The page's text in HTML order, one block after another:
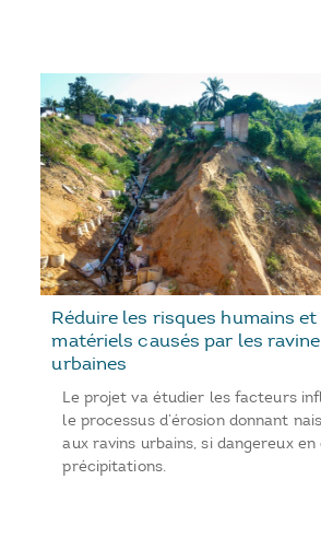
Réduire les risques humains et
matériels causés par les
urbaines
Le projet va étudier les facteurs
le processus d’érosion donnant
aux ravins urbains, si dangereux en
précipitations.